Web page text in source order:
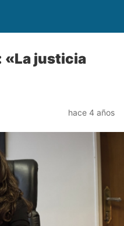
«La justicia
hace 4 años